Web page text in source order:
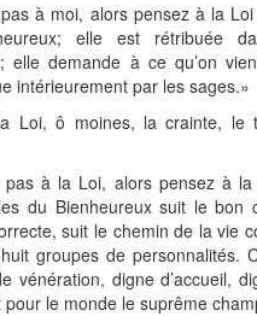
à moi, alors pensez à la
elle est rétribuée
elle demande à ce qu’on
intérieurement par les sages.»
Loi, ô moines, la crainte, le
à la Loi, alors pensez à
du Bienheureux suit le
suit le chemin de la vie
groupes de personnalités.
vénération, digne d’accueil,
le monde le suprême